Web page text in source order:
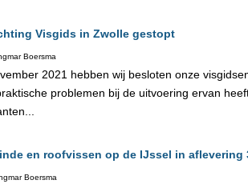
Visgids in Zwolle gestopt
Boersma
2021 hebben wij besloten onze
problemen bij de uitvoering ervan
en roofvissen op de IJssel in aflevering
Boersma